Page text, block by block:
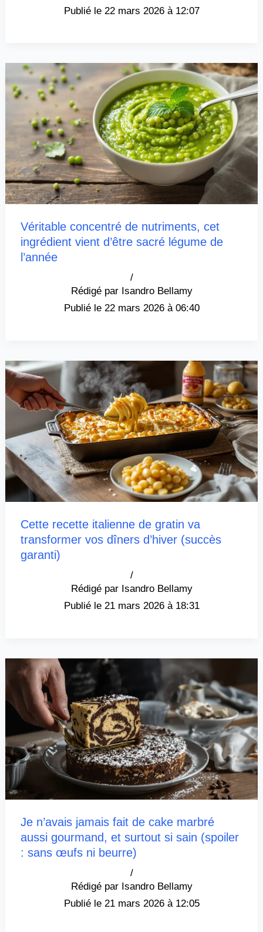
22 mars 2026 à 12:07
Véritable concentré de nutriments, cet
ingrédient vient d’être sacré légume de
l’année
Isandro Bellamy
/
22 mars 2026 à 06:40
Cette recette italienne de gratin va
transformer vos dîners d’hiver (succès
garanti)
Isandro Bellamy
/
21 mars 2026 à 18:31
Je n’avais jamais fait de cake marbré
aussi gourmand, et surtout si sain (spoiler
: sans œufs ni beurre)
Isandro Bellamy
/
21 mars 2026 à 12:05